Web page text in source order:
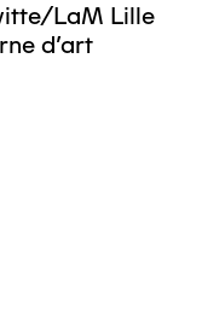
LaM Lille
d’art